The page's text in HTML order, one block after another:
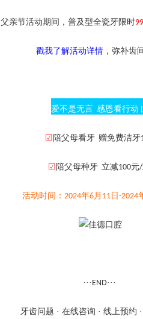
父亲节活动期间， 普及型全瓷牙限时
戳我了解活动详情 ，弥补齿
爱不是无言 感恩看行动
☑ 陪父母看牙 赠免费洁牙
☑ 陪父母种牙 立减100元/
活动时间： 2024年6月 11 日 -2024
··· END···
牙齿问题 · 在线咨询 · 线上预约